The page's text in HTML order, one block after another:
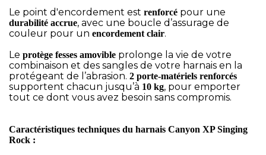
Le point d'encordement est renforcé pour une
durabilité accrue, avec une boucle d’assurage de
couleur pour un encordement clair.
Le protège fesses amovible prolonge la vie de votre
combinaison et des sangles de votre harnais en la
protégeant de l’abrasion. 2 porte-matériels renforcés
supportent chacun jusqu’à 10 kg, pour emporter
tout ce dont vous avez besoin sans compromis.
Caractéristiques techniques du harnais Canyon XP Singing
Rock :